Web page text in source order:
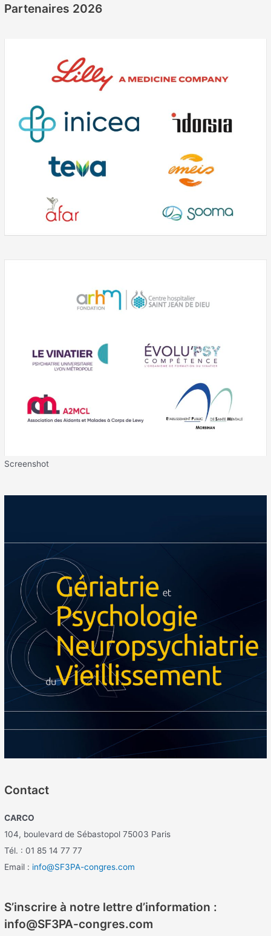
Partenaires 2026
Screenshot
Contact
CARCO
104, boulevard de Sébastopol 75003 Paris
Tél. : 01 85 14 77 77
Email : info@SF3PA-congres.com
S’inscrire à notre lettre d’information :
info@SF3PA-congres.com